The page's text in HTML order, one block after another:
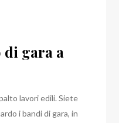
gara a
lavori edili. Siete
i bandi di gara, in